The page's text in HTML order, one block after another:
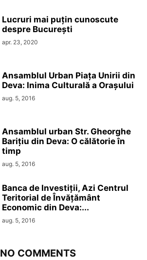
Lucruri mai puțin cunoscute
despre București
apr. 23, 2020
Ansamblul Urban Piața Unirii din
Deva: Inima Culturală a Orașului
aug. 5, 2016
Ansamblul urban Str. Gheorghe
Barițiu din Deva: O călătorie în
timp
aug. 5, 2016
Banca de Investiții, Azi Centrul
Teritorial de Învățământ
Economic din Deva:...
aug. 5, 2016
NO COMMENTS